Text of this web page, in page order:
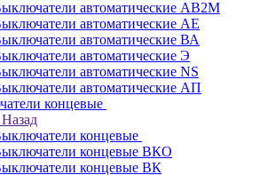
автоматические АВ2М
автоматические АЕ
автоматические ВА
автоматические Э
автоматические NS
автоматические АП
концевые
Назад
концевые
концевые ВКО
концевые ВК